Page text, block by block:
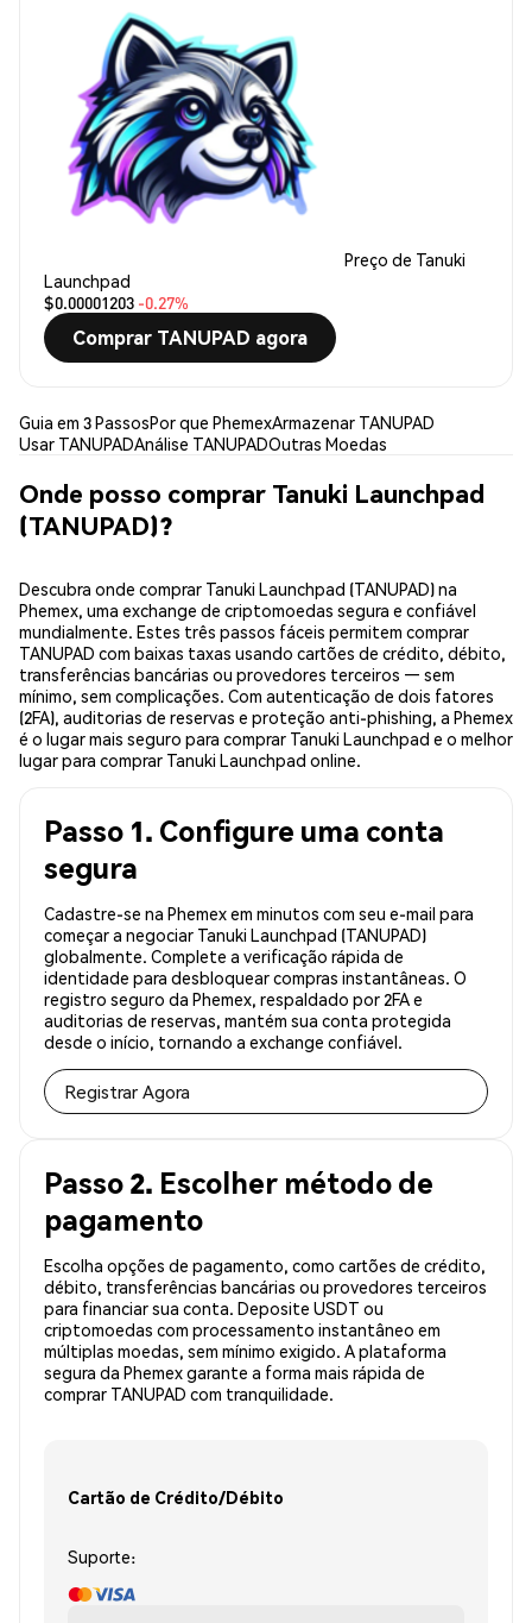
Preço de Tanuki
Launchpad
$0.00001203 -0.27%
Comprar TANUPAD agora
Guia em 3 PassosPor que PhemexArmazenar TANUPAD
Usar TANUPADAnálise TANUPADOutras Moedas
Onde posso comprar Tanuki Launchpad
(TANUPAD)?
Descubra onde comprar Tanuki Launchpad (TANUPAD) na
Phemex, uma exchange de criptomoedas segura e confiável
mundialmente. Estes três passos fáceis permitem comprar
TANUPAD com baixas taxas usando cartões de crédito, débito,
transferências bancárias ou provedores terceiros — sem
mínimo, sem complicações. Com autenticação de dois fatores
(2FA), auditorias de reservas e proteção anti-phishing, a Phemex
é o lugar mais seguro para comprar Tanuki Launchpad e o melhor
lugar para comprar Tanuki Launchpad online.
Passo 1. Configure uma conta
segura
Cadastre-se na Phemex em minutos com seu e-mail para
começar a negociar Tanuki Launchpad (TANUPAD)
globalmente. Complete a verificação rápida de
identidade para desbloquear compras instantâneas. O
registro seguro da Phemex, respaldado por 2FA e
auditorias de reservas, mantém sua conta protegida
desde o início, tornando a exchange confiável.
Registrar Agora
Passo 2. Escolher método de
pagamento
Escolha opções de pagamento, como cartões de crédito,
débito, transferências bancárias ou provedores terceiros
para financiar sua conta. Deposite USDT ou
criptomoedas com processamento instantâneo em
múltiplas moedas, sem mínimo exigido. A plataforma
segura da Phemex garante a forma mais rápida de
comprar TANUPAD com tranquilidade.
Cartão de Crédito/Débito
Suporte: